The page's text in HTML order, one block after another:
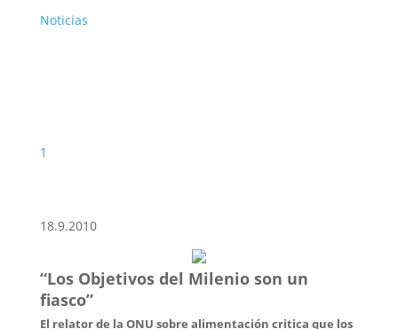
Noticias
1
18.9.2010
“Los Objetivos del Milenio son un
fiasco”
El relator de la ONU sobre alimentación critica que los